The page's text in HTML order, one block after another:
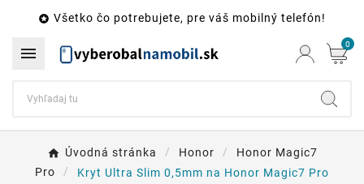
 Všetko čo potrebujete, pre váš mobilný telefón!
 0
Úvodná stránka Honor
Honor Magic7
Pro
Kryt Ultra Slim 0,5mm na Honor Magic7 Pro